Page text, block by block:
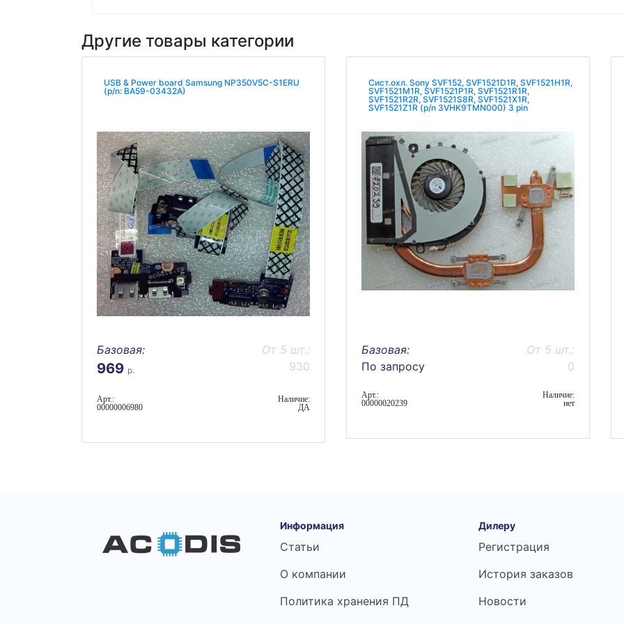
Другие товары категории
USB & Power board Samsung NP350V5C-S1ERU
(p/n: BA59-03432A)
Базовая:
969 р.
От 5 шт.:
930
Арт.:
00000006980
Наличие:
ДА
Сист.охл. Sony SVF152, SVF1521D1R, SVF1521H1R,
SVF1521M1R, SVF1521P1R, SVF1521R1R,
SVF1521R2R, SVF1521S8R, SVF1521X1R,
SVF1521Z1R (p/n 3VHK9TMN000) 3 pin
Базовая:
По запросу
От 5 шт.:
0
Арт.:
00000020239
Наличие:
нет
Информация
Статьи
О компании
Политика хранения ПД
Дилеру
Регистрация
История заказов
Новости